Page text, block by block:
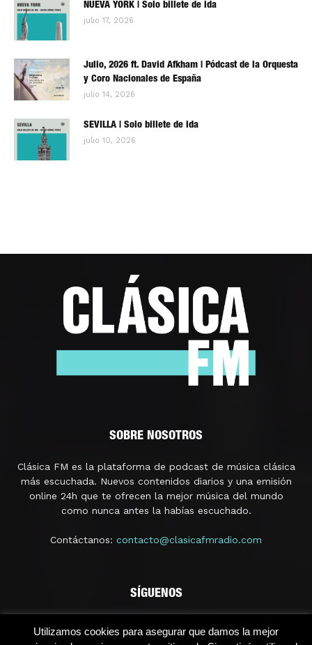
NUEVA YORK | Solo billete de ida
julio 17, 2026
Julio, 2026 ft. David Afkham | Pódcast de la Orquesta
y Coro Nacionales de España
julio 14, 2026
SEVILLA | Solo billete de ida
julio 10, 2026
SOBRE NOSOTROS
Clásica FM es la plataforma de podcast de música clásica
más escuchada. Nuevos contenidos diarios y una emisión
online 24h que te ofrecen la mejor música del mundo
como nunca antes la habías escuchado.
Contáctanos: contacto@clasicafmradio.com
SÍGUENOS
Utilizamos cookies para asegurar que damos la mejor